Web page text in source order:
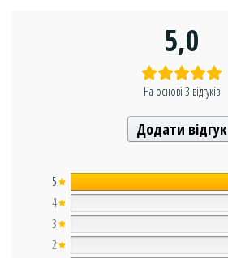
5,0
На основі 3 відгуків
Додати відгук
5
4
3
2